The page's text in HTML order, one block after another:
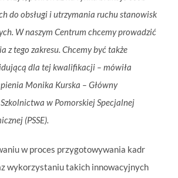
do obsługi i utrzymania ruchu stanowisk
W naszym Centrum chcemy prowadzić
z tego zakresu. Chcemy być także
dla tej kwalifikacji – mówiła
Monika Kurska – Główny
w Pomorskiej Specjalnej
(PSSE).
w proces przygotowywania kadr
wykorzystaniu takich innowacyjnych